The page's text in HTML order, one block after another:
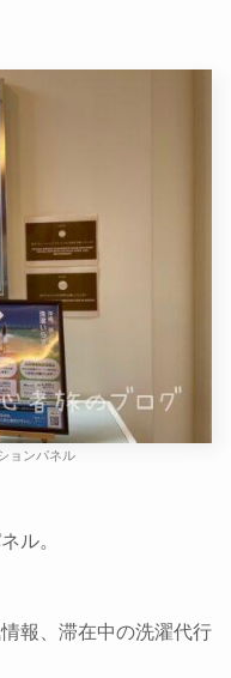
ョンパネル
ル。
報、滞在中の洗濯代行